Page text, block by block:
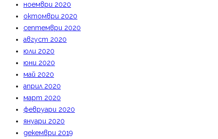
ноември 2020
октомври 2020
септември 2020
август 2020
юли 2020
юни 2020
май 2020
април 2020
март 2020
февруари 2020
януари 2020
декември 2019